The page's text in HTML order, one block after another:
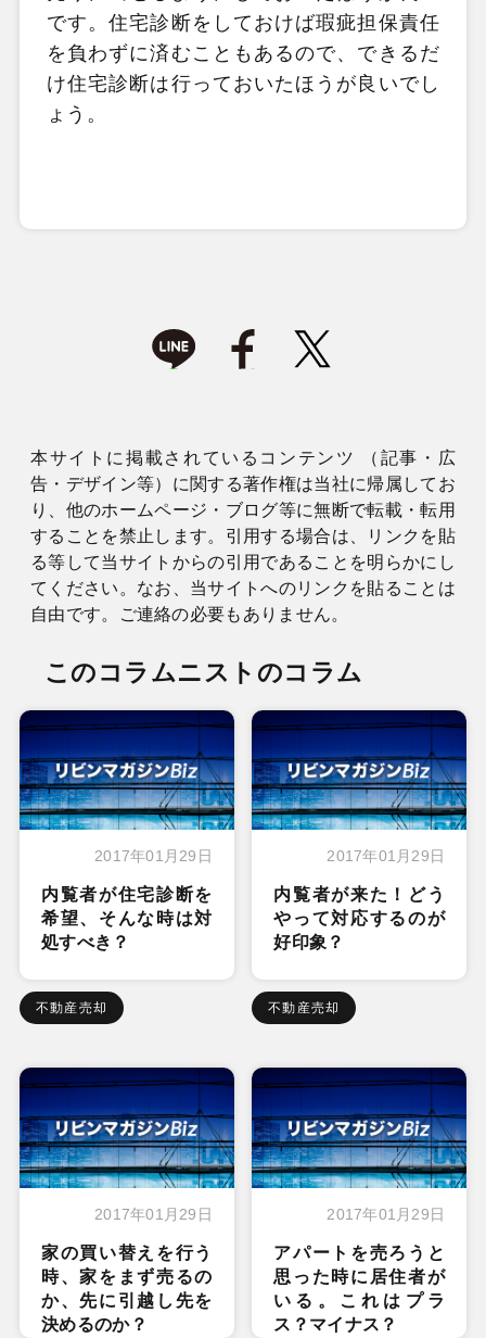
です。住宅診断をしておけば瑕疵担保責任
を負わずに済むこともあるので、できるだ
け住宅診断は行っておいたほうが良いでし
ょう。
本サイトに掲載されているコンテンツ （記事・広
告・デザイン等）に関する著作権は当社に帰属してお
り、他のホームページ・ブログ等に無断で転載・転用
することを禁止します。引用する場合は、リンクを貼
る等して当サイトからの引用であることを明らかにし
てください。なお、当サイトへのリンクを貼ることは
自由です。ご連絡の必要もありません。
このコラムニストのコラム
2017年01月29日
内覧者が住宅診断を
希望、そんな時は対
処すべき？
不動産売却
2017年01月29日
内覧者が来た！どう
やって対応するのが
好印象？
不動産売却
2017年01月29日
家の買い替えを行う
時、家をまず売るの
か、先に引越し先を
決めるのか？
2017年01月29日
アパートを売ろうと
思った時に居住者が
いる。これはプラ
ス？マイナス？